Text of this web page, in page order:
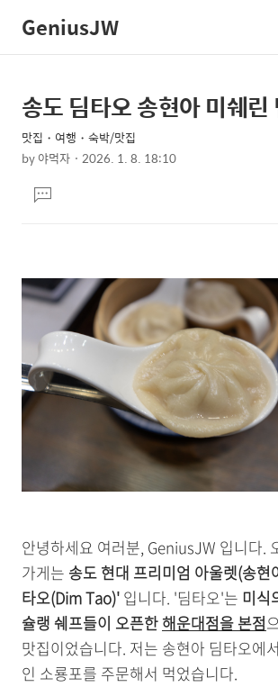
GeniusJW
상
세
컨
텐
츠
본
문
제
목
송도 딤타오 송현아 미쉐린
맛집・여행・숙박/맛집
by야먹자 2026. 1. 8. 18:10
문댓
글
안녕하세요 여러분, GeniusJW 입니다.
가게는 송도 현대 프리미엄 아울렛(송현
타오(Dim Tao)' 입니다. '딤타오'는 미식
슐랭 쉐프들이 오픈한 해운대점을 본점
맛집이었습니다. 저는 송현아 딤타오에
인 소룡포를 주문해서 먹었습니다.